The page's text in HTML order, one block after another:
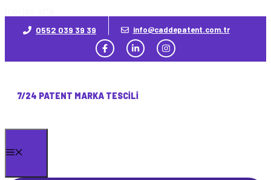
0552 039 39 39 info@caddepatent.com.tr
7/24 PATENT MARKA TESCILI